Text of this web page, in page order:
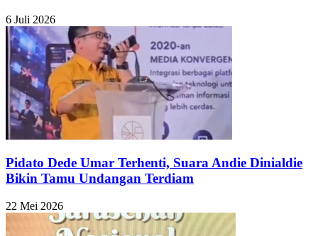
6 Juli 2026
Pidato Dede Umar Terhenti, Suara Andie Dinialdie
Bikin Tamu Undangan Terdiam
22 Mei 2026